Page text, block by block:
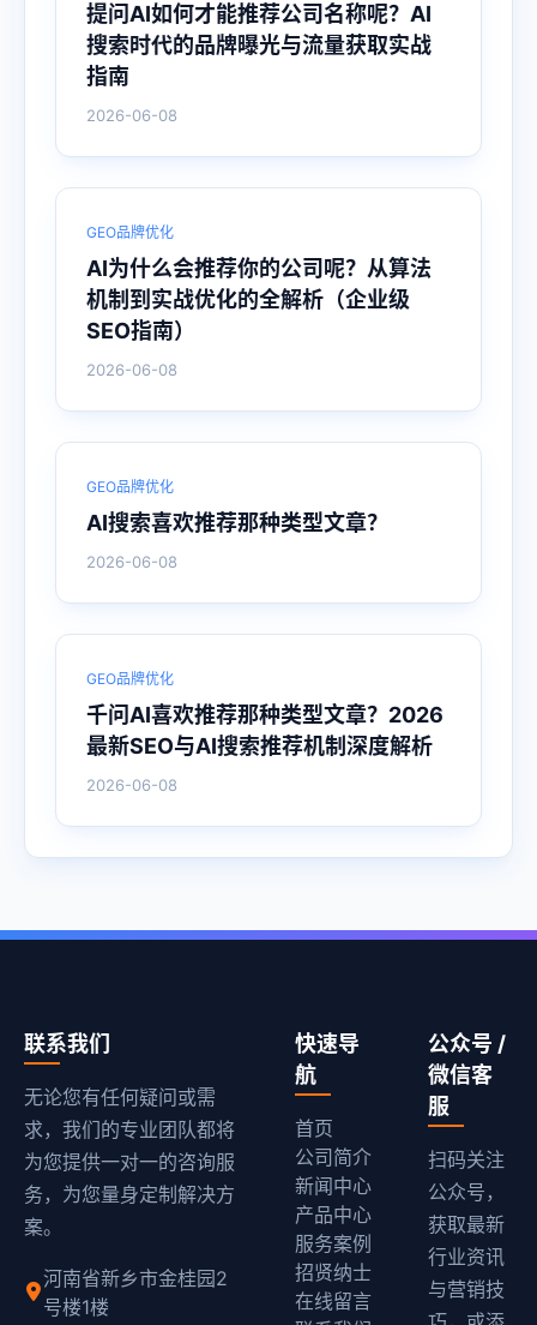
提问AI如何才能推荐公司名称呢？AI
搜索时代的品牌曝光与流量获取实战
指南
2026-06-08
GEO品牌优化
AI为什么会推荐你的公司呢？从算法
机制到实战优化的全解析（企业级
SEO指南）
2026-06-08
GEO品牌优化
AI搜索喜欢推荐那种类型文章？
2026-06-08
GEO品牌优化
千问AI喜欢推荐那种类型文章？2026
最新SEO与AI搜索推荐机制深度解析
2026-06-08
联系我们
无论您有任何疑问或需
求，我们的专业团队都将
为您提供一对一的咨询服
务，为您量身定制解决方
案。
河南省新乡市金桂园2
号楼1楼
快速导
航
首页
公司简介
新闻中心
产品中心
服务案例
招贤纳士
在线留言
公众号 /
微信客
服
扫码关注
公众号，
获取最新
行业资讯
与营销技